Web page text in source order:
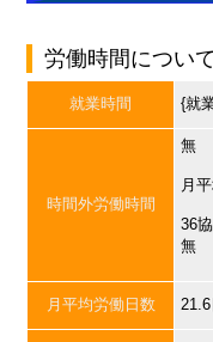
労働時間について
就業時間 {就
時間外労働時間
無
月
36
無
月平均労働日数 21.6